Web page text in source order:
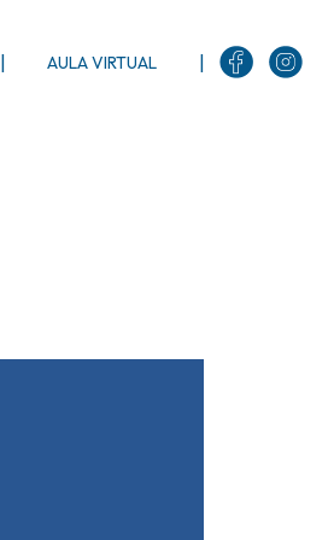
| AULA VIRTUAL |